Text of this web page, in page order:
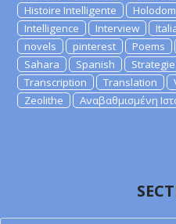
Histoire Intelligente
Intelligence
Interview
novels
pinterest Poems
Sahara
Spanish Strategie
Transcription
Translation
Zeolithe
Αναβαθμισμένη